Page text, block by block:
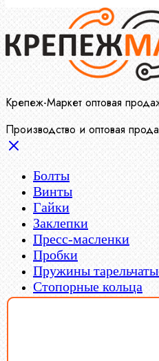
Крепеж-Маркет оптовая
Производство и оптовая
Болты
Винты
Гайки
Заклепки
Пресс-масленки
Пробки
Пружины
Стопорные кольца
Такелаж